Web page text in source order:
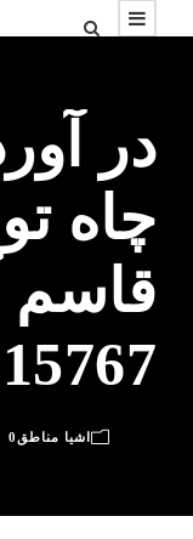
در
چاه
قاسم
اشیا مناطق 0